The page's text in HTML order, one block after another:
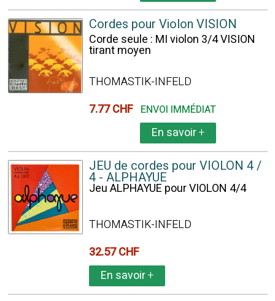
Cordes pour Violon VISION
Corde seule : MI violon 3/4 VISION
tirant moyen
THOMASTIK-INFELD
7.77 CHF ENVOI IMMÉDIAT
En savoir+
JEU de cordes pour VIOLON 4 /
4 - ALPHAYUE
Jeu ALPHAYUE pour VIOLON 4/4
THOMASTIK-INFELD
32.57 CHF
En savoir+